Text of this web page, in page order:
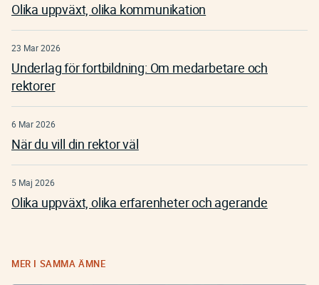
Olika uppväxt, olika kommunikation
23 Mar 2026
Underlag för fortbildning: Om medarbetare och
rektorer
6 Mar 2026
När du vill din rektor väl
5 Maj 2026
Olika uppväxt, olika erfarenheter och agerande
MER I SAMMA ÄMNE